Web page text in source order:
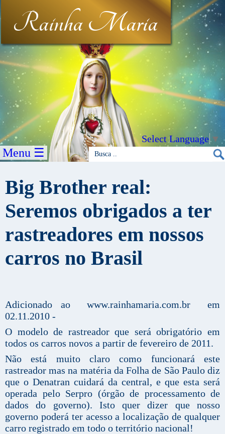
Rainha Maria
Select Language▼
Menu ☰
Big Brother real:
Seremos obrigados a ter
rastreadores em nossos
carros no Brasil
Adicionado ao www.rainhamaria.com.br em
02.11.2010 -
O modelo de rastreador que será obrigatório em
todos os carros novos a partir de fevereiro de 2011.
Não está muito claro como funcionará este
rastreador masna matéria da Folha de São Paulodiz
que o Denatran cuidará da central, e que esta será
operada pelo Serpro (órgão de processamento de
dados do governo). Isto quer dizer que nosso
governo poderá ter acesso a localização de qualquer
carro registrado em todo o território nacional!